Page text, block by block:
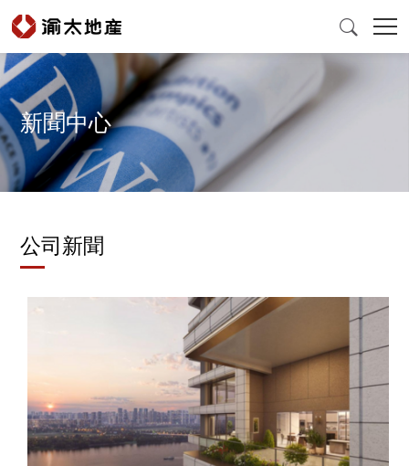

首頁
產品與服務
爲什麽選擇渝太
新聞中心
社會責任
新聞中心
公司新聞